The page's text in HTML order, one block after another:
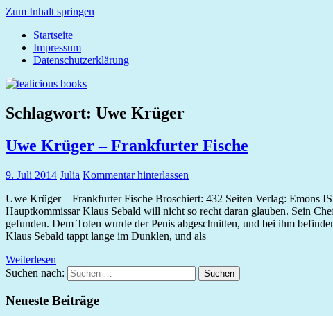
Zum Inhalt springen
tealicious
books
Startseite
Impressum
Datenschutzerklärung
Schlagwort: Uwe Krüger
Uwe Krüger – Frankfurter Fische
9. Juli 2014 Julia Kommentar hinterlassen
Uwe Krüger – Frankfurter Fische Broschiert: 432 Seiten Verlag: Emons
Hauptkommissar Klaus Sebald will nicht so recht daran glauben. Sein
gefunden. Dem Toten wurde der Penis abgeschnitten, und bei ihm
Klaus Sebald tappt lange im Dunklen, und als
Weiterlesen
Suchen nach:
Suchen
Neueste Beiträge